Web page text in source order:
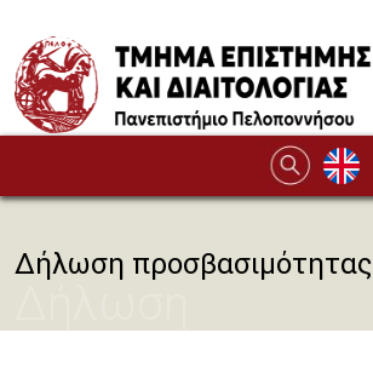
Δήλωση προσβασιμότητας